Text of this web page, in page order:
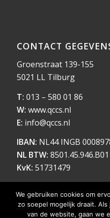
CONTACT
Groenstraat 139-155
5021 LL Tilburg
T: 013 – 580 01 86
W: www.qccs.nl
E: info@qccs.nl
IBAN: NL44 INGB
NL BTW: 8501.45.946.B01
KvK: 51731479
We gebruiken cookies om
zo soepel mogelijk draait.
van de website, gaan we